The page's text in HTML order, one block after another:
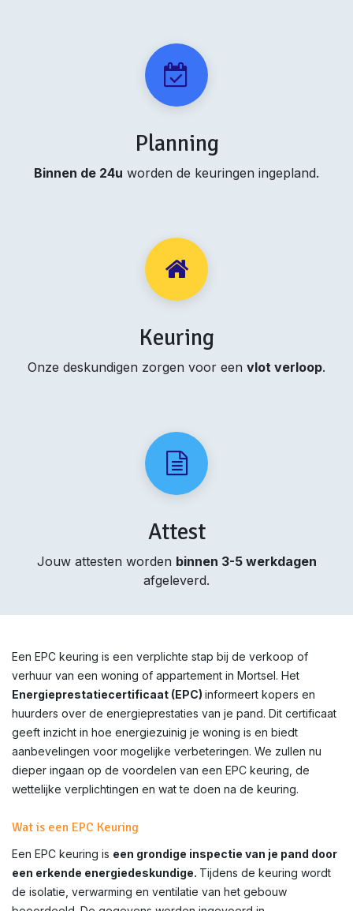
Planning
Binnen de 24u worden de keuringen ingepland.
Keuring
Onze deskundigen zorgen voor een vlot verloop.
Attest
Jouw attesten worden binnen 3-5 werkdagen
afgeleverd.
Een EPC keuring is een verplichte stap bij de verkoop of
verhuur van een woning of appartement in Mortsel. Het
Energieprestatiecertificaat (EPC) informeert kopers en
huurders over de energieprestaties van je pand. Dit certificaat
geeft inzicht in hoe energiezuinig je woning is en biedt
aanbevelingen voor mogelijke verbeteringen. We zullen nu
dieper ingaan op de voordelen van een EPC keuring, de
wettelijke verplichtingen en wat te doen na de keuring.
Wat is een EPC Keuring
Een EPC keuring is een grondige inspectie van je pand door
een erkende energiedeskundige. Tijdens de keuring wordt
de isolatie, verwarming en ventilatie van het gebouw